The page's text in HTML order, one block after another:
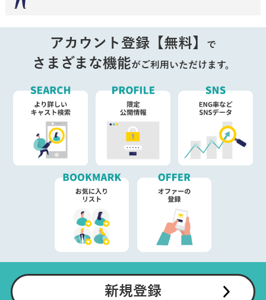
アカウント登録【無料】 で
さまざまな機能がご利用いただけます。
新規登録